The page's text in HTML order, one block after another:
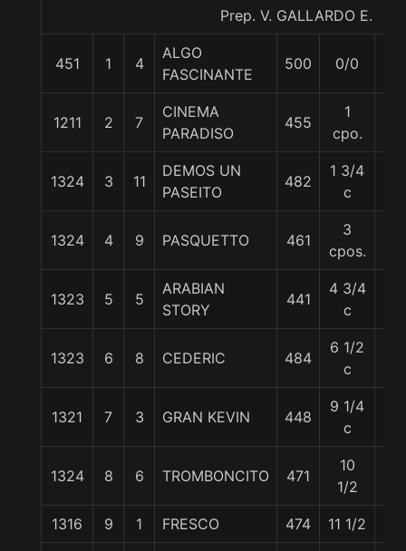
Prep. V. GALLARDO E.
451 1 4
ALGO
FASCINANTE
500 0/0
1211 2 7
CINEMA
PARADISO
455
1
cpo.
1324 3 11
DEMOS UN
PASEITO
482
1 3/4
c
1324 4 9 PASQUETTO 461
3
cpos.
1323 5 5
ARABIAN
STORY
441
4 3/4
c
1323 6 8 CEDERIC 484
6 1/2
c
1321 7 3 GRAN KEVIN 448
9 1/4
c
1324 8 6 TROMBONCITO 471
10
1/2
1316 9 1 FRESCO 474 11 1/2